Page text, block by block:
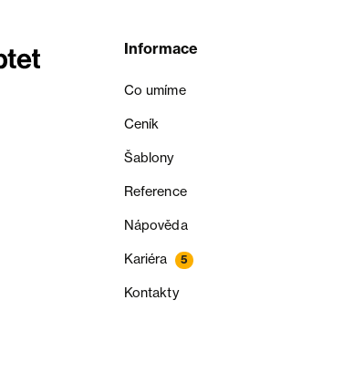
Informace
Co umíme
Ceník
Šablony
Reference
Nápověda
Kariéra 5
Kontakty